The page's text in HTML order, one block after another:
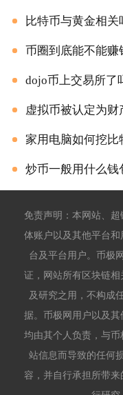
比特币与黄金相关
币圈到底能不能赚
dojo币上交易所了
虚拟币被认定为财
家用电脑如何挖比
炒币一般用什么钱
免责声明：本网站、
体账户以及其他平台
台及平台用户。币极
证，网站所有区块链
及研究之用，不构成
据。币极网用户以及
均由其个人负责，与
站信息而导致的任何
容，并自行承担所带